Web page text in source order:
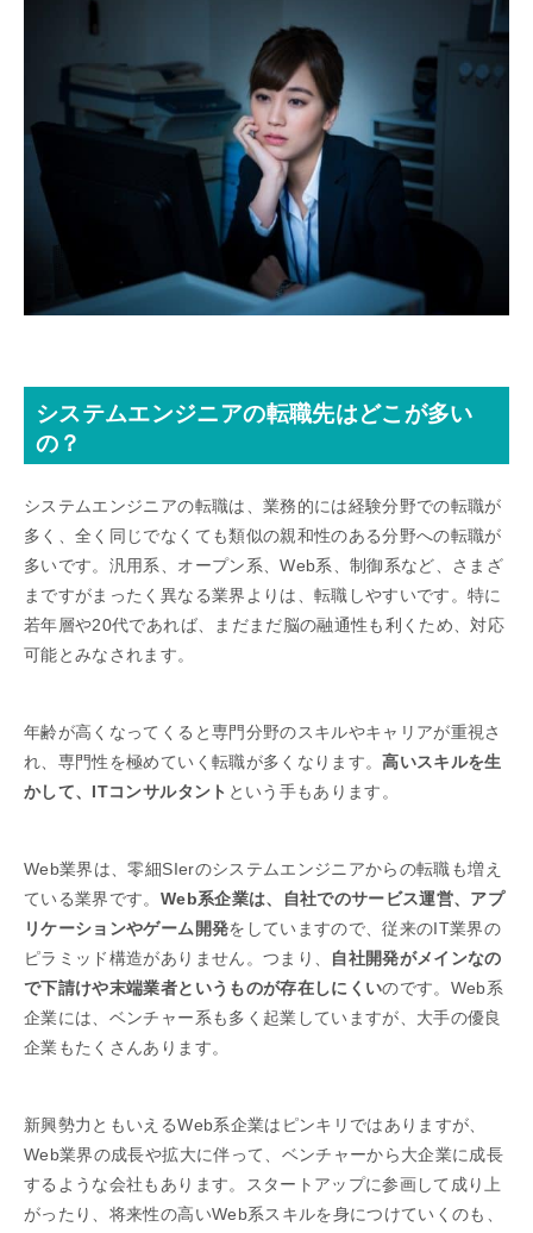
システムエンジニアの転職先はどこが多い
の？
システムエンジニアの転職は、業務的には経験分野での転職が
多く、全く同じでなくても類似の親和性のある分野への転職が
多いです。汎用系、オープン系、Web系、制御系など、さまざ
まですがまったく異なる業界よりは、転職しやすいです。特に
若年層や20代であれば、まだまだ脳の融通性も利くため、対応
可能とみなされます。
年齢が高くなってくると専門分野のスキルやキャリアが重視さ
れ、専門性を極めていく転職が多くなります。高いスキルを生
かして、ITコンサルタント という手もあります。
Web業界は、零細SIerのシステムエンジニアからの転職も増え
ている業界です。 Web系企業は、自社でのサービス運営、アプ
リケーションやゲーム開発をしていますので、従来のIT業界の
ピラミッド構造がありません。つまり、
自社開発がメインなの
で下請けや末端業者というものが存在しにくいのです。Web系
企業には、ベンチャー系も多く起業していますが、大手の優良
企業もたくさんあります。
新興勢力ともいえるWeb系企業はピンキリではありますが、
Web業界の成長や拡大に伴って、ベンチャーから大企業に成長
するような会社もあります。スタートアップに参画して成り上
がったり、将来性の高いWeb系スキルを身につけていくのも、